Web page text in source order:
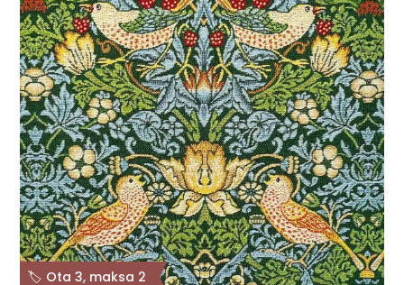
🏷️ Ota 3, maksa 2